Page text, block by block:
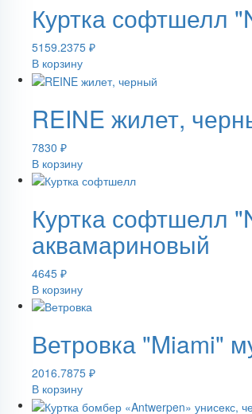
Куртка софтшелл
5159.2375 ₽
В корзину
REINE жилет,
7830 ₽
В корзину
Куртка софтшелл
аквамариновый
4645 ₽
В корзину
Ветровка "Miami"
2016.7875 ₽
В корзину